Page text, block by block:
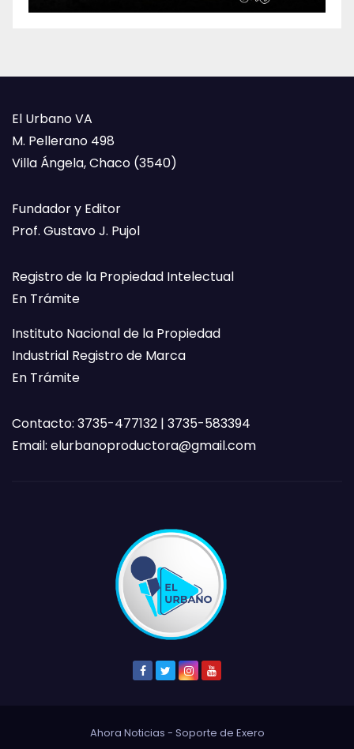
El Urbano VA
M. Pellerano 498
Villa Ángela, Chaco (3540)
Fundador y Editor
Prof. Gustavo J. Pujol
Registro de la Propiedad Intelectual
En Trámite
Instituto Nacional de la Propiedad
Industrial Registro de Marca
En Trámite
Contacto: 3735-477132 | 3735-583394
Email: elurbanoproductora@gmail.com
Ahora Noticias - Soporte de Exero